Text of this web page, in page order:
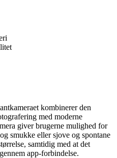
kombinerer den
med moderne
giver brugerne mulighed for
smukke eller sjove og spontane
samtidig med at det
app-forbindelse.